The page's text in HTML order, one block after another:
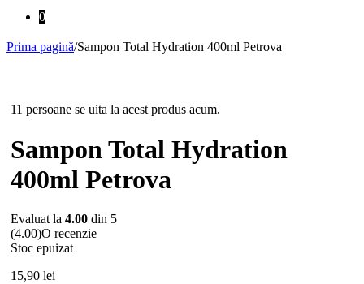
0
Prima pagină/Sampon Total Hydration 400ml Petrova
11 persoane se uita la acest produs acum.
Sampon Total Hydration
400ml Petrova
Evaluat la 4.00 din 5
(4.00)O recenzie
Stoc epuizat
15,90 lei